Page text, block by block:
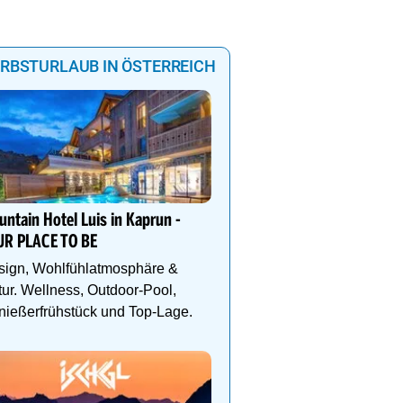
IN ÖSTERREICH
Hotel Luis in Kaprun -
PLACE TO BE
Wohlfühlatmosphäre &
Wellness, Outdoor-Pool,
und Top-Lage.